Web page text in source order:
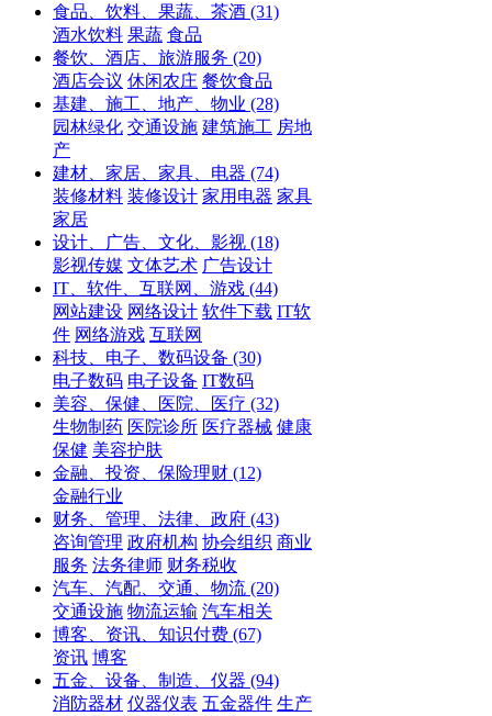
食品、饮料、果蔬、茶酒 (31)
酒水饮料 果蔬 食品
餐饮、酒店、旅游服务 (20)
酒店会议 休闲农庄 餐饮食品
基建、施工、地产、物业 (28)
园林绿化 交通设施 建筑施工 房地
产
建材、家居、家具、电器 (74)
装修材料 装修设计 家用电器 家具
家居
设计、广告、文化、影视 (18)
影视传媒 文体艺术 广告设计
IT、软件、互联网、游戏 (44)
网站建设 网络设计 软件下载 IT软
件 网络游戏 互联网
科技、电子、数码设备 (30)
电子数码 电子设备 IT数码
美容、保健、医院、医疗 (32)
生物制药 医院诊所 医疗器械 健康
保健 美容护肤
金融、投资、保险理财 (12)
金融行业
财务、管理、法律、政府 (43)
咨询管理 政府机构 协会组织 商业
服务 法务律师 财务税收
汽车、汽配、交通、物流 (20)
交通设施 物流运输 汽车相关
博客、资讯、知识付费 (67)
资讯 博客
五金、设备、制造、仪器 (94)
消防器材 仪器仪表 五金器件 生产